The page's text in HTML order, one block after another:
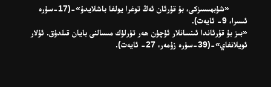
«شۈبھىسىزكى، بۇ قۇرئان ئەڭ توغرا يولغا باشلايدۇ»-(17-سۈرە
ئىسرا، 9- ئايەت).
«بىز بۇ قۇرئاندا ئىنسانلار ئۈچۈن ھەر تۈرلۈك مىسالنى بايان قىلدۇق. ئۇلار
ئويلانغاي»-(39-سۈرە زۇمەر، 27- ئايەت).